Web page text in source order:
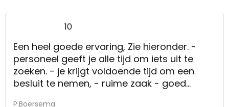
10
Een heel goede ervaring, Zie hieronder. -
personeel geeft je alle tijd om iets uit te
zoeken. - je krijgt voldoende tijd om een
besluit te nemen, - ruime zaak - goed
P.Boersema